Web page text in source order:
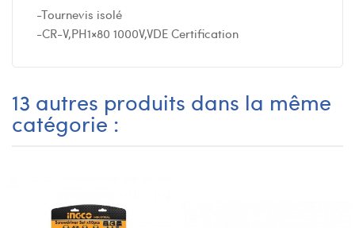
-Tournevis isolé
-CR-V,PH1×80 1000V,VDE Certification
13 autres produits dans la même
catégorie :